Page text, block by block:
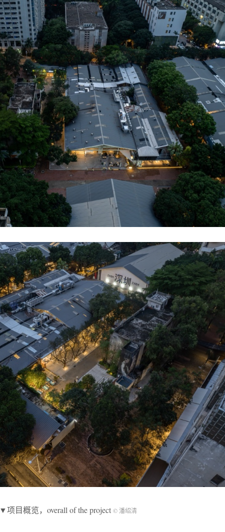
▼项目概览，overall of the project © 潘绍清